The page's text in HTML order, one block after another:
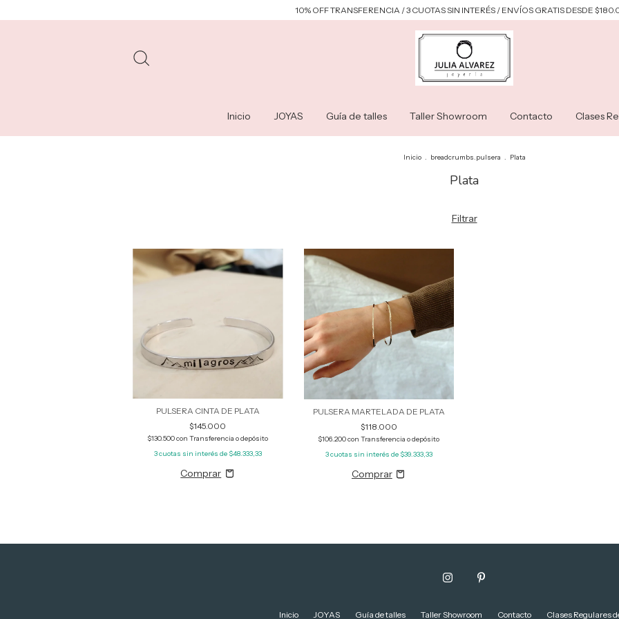
10% OFF TRANSFERENCIA / 3 CUOTAS SIN INTERÉS / ENVÍOS GRATIS DESDE
Inicio JOYAS Guía de talles Taller Showroom Contacto Clases
Inicio . breadcrumbs.pulsera . Plata
Plata
Filtrar
PULSERA CINTA DE PLATA
$145.000
$130.500con Transferencia o depósito
3cuotas sin interés de $48.333,33
PULSERA MARTELADA DE PLATA
$118.000
$106.200con Transferencia o depósito
3cuotas sin interés de $39.333,33
Inicio JOYAS Guía de talles Taller Showroom Contacto Clases Regulares